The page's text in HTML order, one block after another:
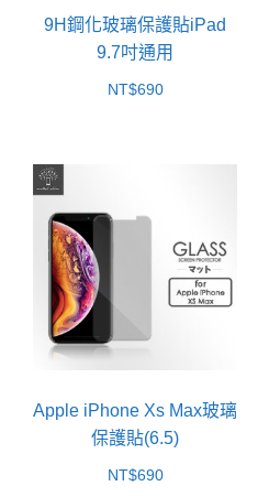
9H鋼化玻璃保護貼iPad
9.7吋通用
NT$690
Apple iPhone Xs Max玻璃
保護貼(6.5)
NT$690